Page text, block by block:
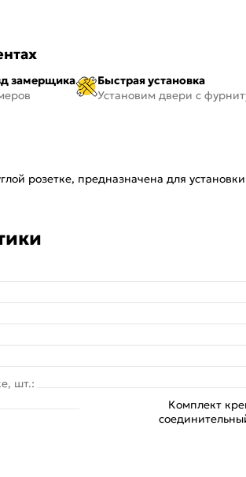
замерщика
Быстрая установка
Установим двери с
розетке, предназначена для
шт.:
Комплект